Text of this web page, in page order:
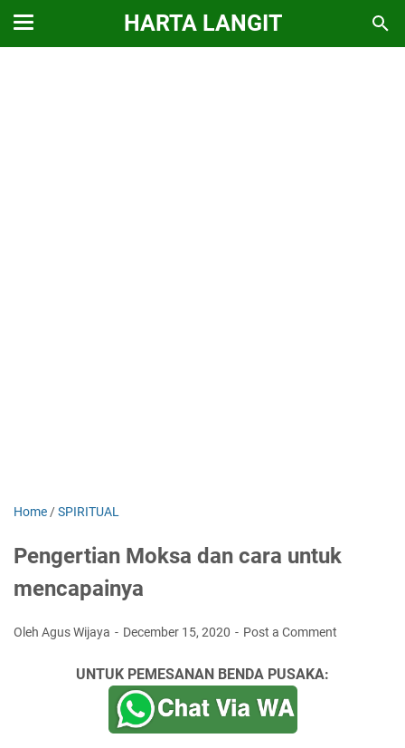
HARTA LANGIT
Home /SPIRITUAL
Pengertian Moksa dan cara untuk
mencapainya
Oleh Agus Wijaya December 15, 2020 Post a Comment
UNTUK PEMESANAN BENDA PUSAKA: